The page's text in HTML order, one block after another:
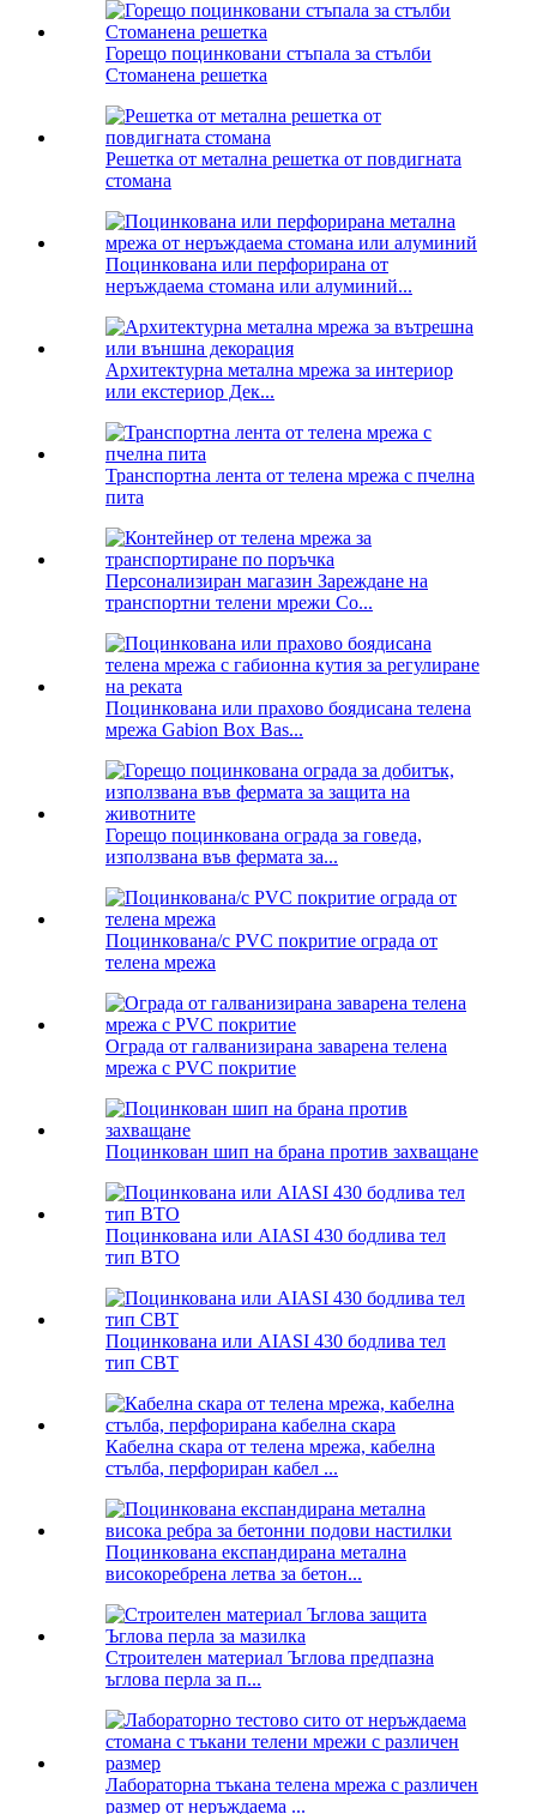
Горещо поцинковани стъпала за стълби
Стоманена решетка
Решетка от метална решетка от повдигната
стомана
Поцинкована или перфорирана от
неръждаема стомана или алуминий...
Архитектурна метална мрежа за интериор
или екстериор Дек...
Транспортна лента от телена мрежа с пчелна
пита
Персонализиран магазин Зареждане на
транспортни телени мрежи Co...
Поцинкована или прахово боядисана телена
мрежа Gabion Box Bas...
Горещо поцинкована ограда за говеда,
използвана във фермата за...
Поцинкована/с PVC покритие ограда от
телена мрежа
Ограда от галванизирана заварена телена
мрежа с PVC покритие
Поцинкован шип на брана против захващане
Поцинкована или AIASI 430 бодлива тел
тип BTO
Поцинкована или AIASI 430 бодлива тел
тип CBT
Кабелна скара от телена мрежа, кабелна
стълба, перфориран кабел ...
Поцинкована експандирана метална
високоребрена летва за бетон...
Строителен материал Ъглова предпазна
ъглова перла за п...
Лабораторна тъкана телена мрежа с различен
размер от неръждаема ...